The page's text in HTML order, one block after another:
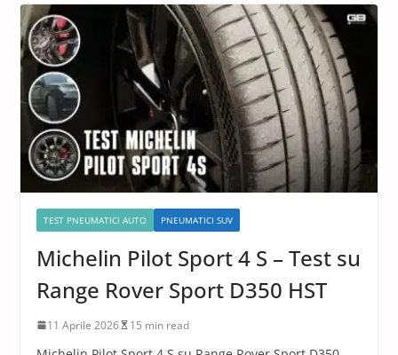
TEST PNEUMATICI AUTO PNEUMATICI SUV
Michelin Pilot Sport 4 S – Test su
Range Rover Sport D350 HST
11 Aprile 2026 15 min read